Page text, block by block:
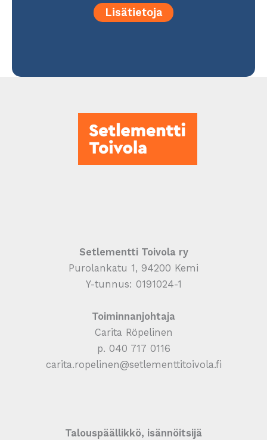
Lisätietoja
Setlementti Toivola ry
Purolankatu 1, 94200 Kemi
Y-tunnus: 0191024-1
Toiminnanjohtaja
Carita Röpelinen
p. 040 717 0116
carita.ropelinen@setlementtitoivola.fi
Talouspäällikkö, isännöitsijä